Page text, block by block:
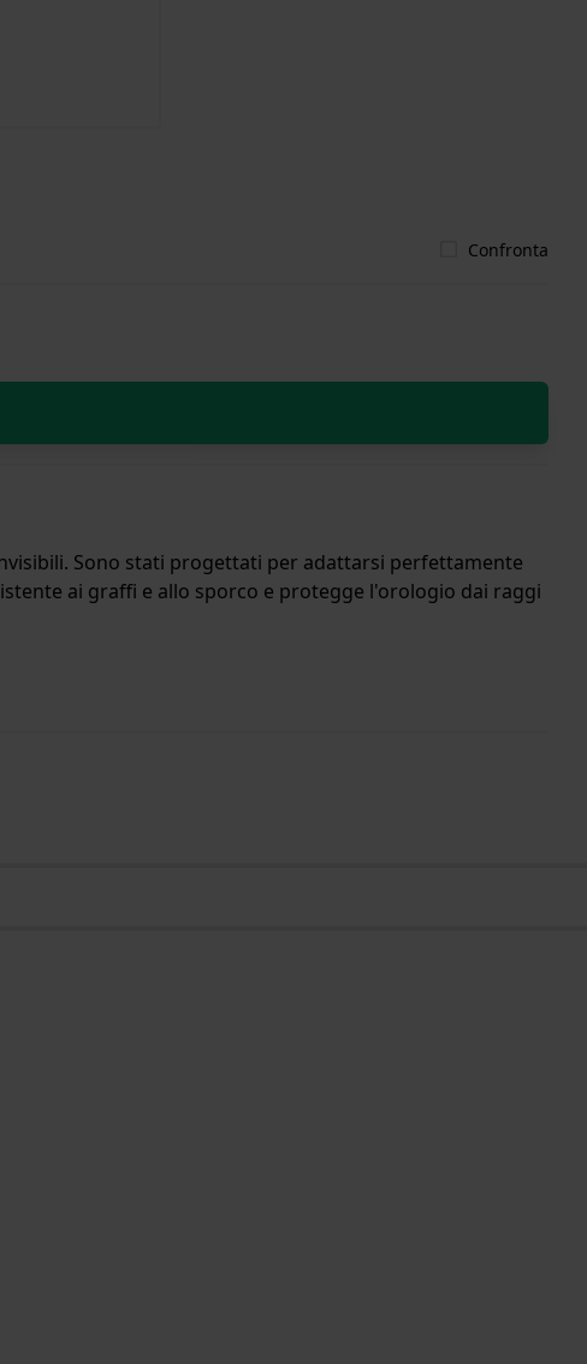
Confronta
Sono stati progettati per adattarsi perfettamente
ai graffi e allo sporco e protegge l'orologio dai raggi